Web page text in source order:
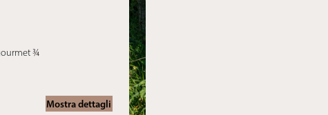
¾
Mostra dettagli